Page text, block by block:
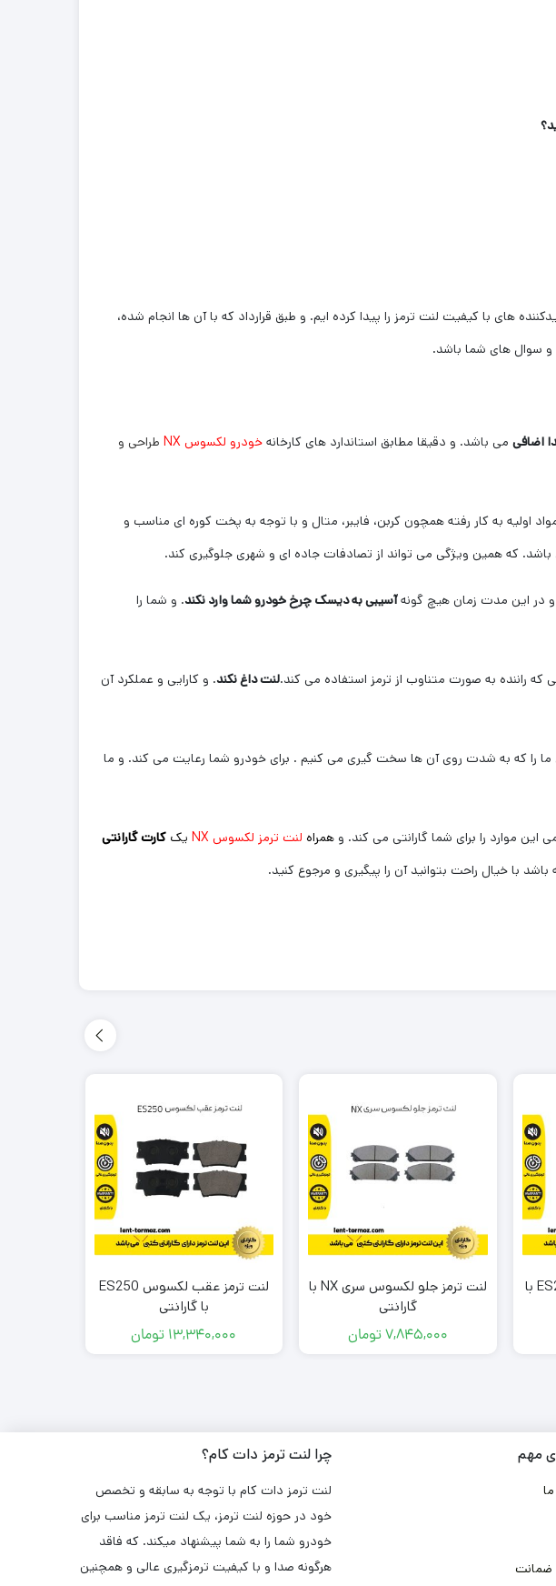
های با کیفیت لنت ترمز را پیدا کرده ایم. و طبق قرارداد که با آن ها انجام شده،
و سوال های شما باشد.
اضافی می باشد. و دقیقا مطابق استاندارد های کارخانه خودرو لکسوس NX
طراحی و
اولیه به کار رفته همچون کربن، فایبر، متال و با توجه به پخت کوره ای مناسب و
که همین ویژگی می تواند از تصادفات جاده ای و شهری جلوگیری کند.
در این مدت زمان هیچ گونهآسیبی به دیسک چرخ خودرو شما وارد نکند. و شما را
که راننده به صورت متناوب از ترمز استفاده می کند.لنت داغ نکند. و کارایی و عملکرد آن
ما را که به شدت روی آن ها سخت گیری می کنیم . برای خودرو شما رعایت می کند. و ما
موارد را برای شما گارانتی می کند. و همراه لنت ترمز لکسوس NX یک کارت گارانتی
لنت ترمز جلو لکسوس ES250 با
لنت ترمز جلو لکسوس سری NX با
گارانتی
7,845,000تومان
لنت ترمز عقب لکسوس ES250
با گارانتی
13,340,000 تومان
مهم
ضمانت
چرا لنت ترمز دات کام؟
لنت ترمز دات کام با توجه به سابقه و تخصص
خود در حوزه لنت ترمز، یک لنت ترمز مناسب برای
خودرو شما را به شما پیشنهاد میکند. که فاقد
هرگونه صدا و با کیفیت ترمزگیری عالی و همچنین